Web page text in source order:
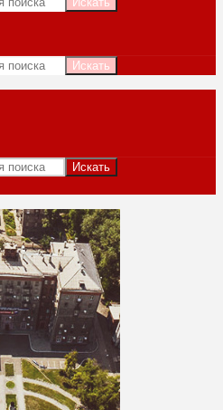
Искать
Искать